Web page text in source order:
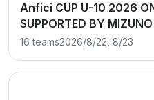
Anfici CUP U-10 2026
SUPPORTED BY MIZUNO
16 teams2026/8/22, 8/23